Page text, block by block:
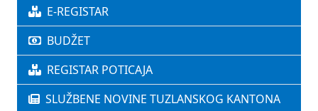
E-REGISTAR
BUDŽET
REGISTAR POTICAJA
SLUŽBENE NOVINE TUZLANSKOG KANTONA